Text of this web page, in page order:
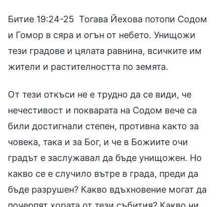
Битие 19:24-25 Тогава Йехова потопи Содом
и Гомор в сяра и огън от небето. Унищожи
тези градове и цялата равнина, всичките им
жители и растителността по земята.
От тези откъси не е трудно да се види, че
нечестивост и покварата на Содом вече са
били достигнали степен, противна както за
човека, така и за Бог, и че в Божиите очи
градът е заслужавал да бъде унищожен. Но
какво се е случило вътре в града, преди да
бъде разрушен? Какво вдъхновение могат да